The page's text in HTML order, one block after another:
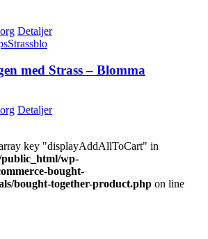
Detaljer
med Strass – Blomma
Detaljer
key "displayAddAllToCart" in
public_html/wp-
bought-
bought-together-product.php on line